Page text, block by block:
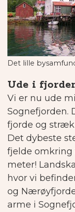
Det lille
Ude i
Vi er nu ude
Sognefjorden.
fjorde og
Det dybeste
fjelde omkring
meter!
hvor vi
og
arme i